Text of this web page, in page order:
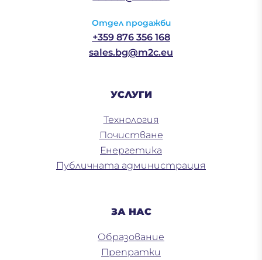
Отдел продажби
+359 876 356 168
sales.bg@m2c.eu
УСЛУГИ
Технология
Почистване
Енергетика
Публичната администрация
ЗА НАС
Образование
Препратки